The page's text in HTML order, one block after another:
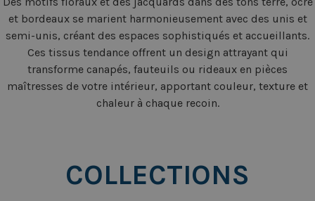
et bordeaux se marient harmonieusement avec des unis et
semi-unis, créant des espaces sophistiqués et accueillants.
Ces tissus tendance offrent un design attrayant qui
transforme canapés, fauteuils ou rideaux en pièces
maîtresses de votre intérieur, apportant couleur, texture et
chaleur à chaque recoin.
COLLECTIONS